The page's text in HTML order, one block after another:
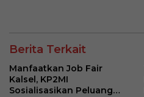
Berita Terkait
Manfaatkan Job Fair
Kalsel, KP2MI
Sosialisasikan Peluang